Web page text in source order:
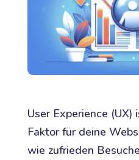
User Experience
Faktor für deine
wie zufrieden